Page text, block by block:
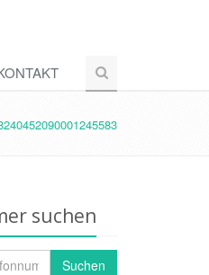
suchen
Suchen